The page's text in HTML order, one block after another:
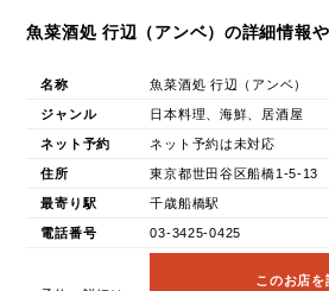
魚菜酒処 行辺（アンベ）の詳細情報
名称 魚菜酒処 行辺（アンベ）
ジャンル 日本料理、海鮮、居酒屋
ネット予約 ネット予約は未対応
住所 東京都世田谷区船橋1-5-13
最寄り駅 千歳船橋駅
電話番号 03-3425-0425
このお店を